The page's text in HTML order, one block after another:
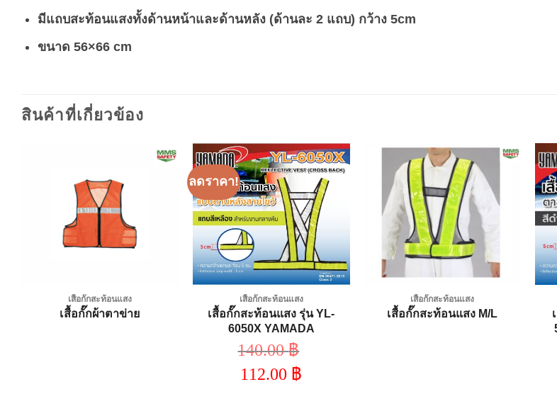
มีแถบสะท้อนแสงทั้งด้านหน้าและด้านหลัง (ด้านละ 2 แถบ) กว้าง 5cm
ขนาด 56×66 cm
สินค้าที่เกี่ยวข้อง
เสื้อกั๊กสะท้อนแสง
เสื้อกั๊กผ้าตาข่าย
ลดราคา!
Add to
wishlist
เสื้อกั๊กสะท้อนแสง
เสื้อกั๊กสะท้อนแสง รุ่น YL-
6050X YAMADA
140.00฿
Original
price
112.00 ฿
Add to
wishlist
เสื้อกั๊กสะท้อนแสง
เสื้อกั๊กสะท้อนแสง M/L